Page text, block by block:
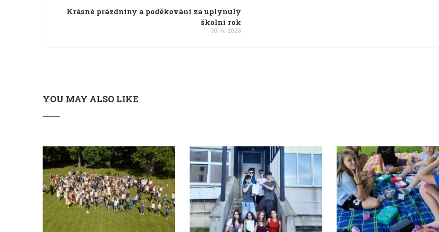
Krásné prázdniny a poděkování za uplynulý
školní rok
30. 6. 2026
YOU MAY ALSO LIKE